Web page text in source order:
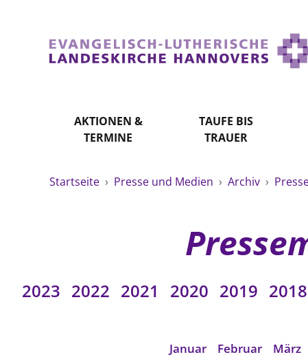
AKTIONEN &
TERMINE
TAUFE BIS
TRAUER
Startseite › Presse und Medien › Archiv ›
2023 2022 2021 2020 2019 2018
Januar Februar März